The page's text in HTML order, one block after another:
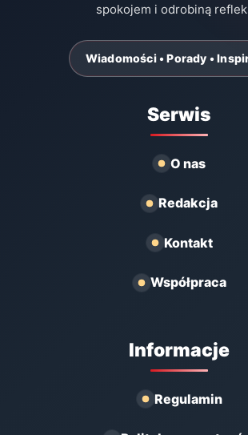
spokojem i odrobiną
Wiadomości • Porady •
Serwis
O nas
Redakcja
Kontakt
Współpraca
Informacje
Regulamin